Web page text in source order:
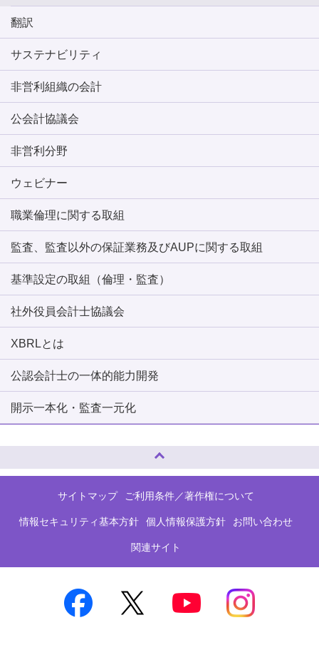
翻訳
サステナビリティ
非営利組織の会計
公会計協議会
非営利分野
ウェビナー
職業倫理に関する取組
監査、監査以外の保証業務及びAUPに関する取組
基準設定の取組（倫理・監査）
社外役員会計士協議会
XBRLとは
公認会計士の一体的能力開発
開示一本化・監査一元化
サイトマップ ご利用条件／著作権について
情報セキュリティ基本方針 個人情報保護方針 お問い合わせ
関連サイト